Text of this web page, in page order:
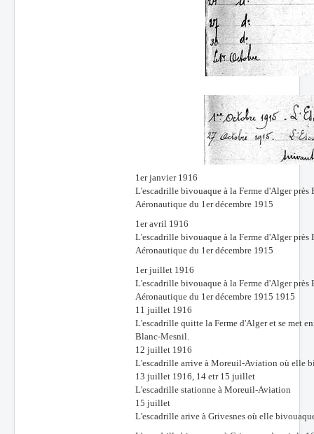
1er janvier 1916
L'escadrille bivouaque à la Ferme d'Alger
Aéronautique du 1er décembre 1915
1er avril 1916
L'escadrille bivouaque à la Ferme d'Alger
Aéronautique du 1er décembre 1915
1er juillet 1916
L'escadrille bivouaque à la Ferme d'Alger
Aéronautique du 1er décembre 1915 1915
11 juillet 1916
L'escadrille quitte la Ferme d'Alger et se met
Blanc-Mesnil.
12 juillet 1916
L'escadrille arrive à Moreuil-Aviation où elle
13 juillet 1916, 14 etr 15 juillet
L'escadrille stationne à Moreuil-Aviation
15 juillet
L'escadrille arive à Grivesnes où elle